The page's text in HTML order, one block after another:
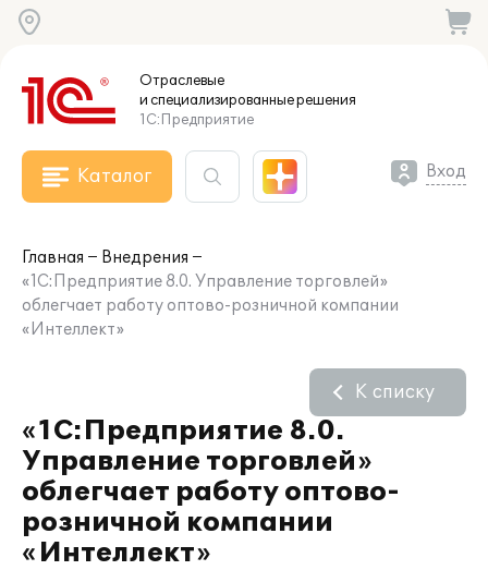
Отраслевые
и специализированныерешения
1С:Предприятие
Каталог Вход
Главная
Внедрения
«1С:Предприятие 8.0. Управление торговлей»
облегчает работу оптово-розничной компании
«Интеллект»
«1С:Предприятие 8.0.
Управление торговлей»
облегчает работу оптово-
розничной компании
«Интеллект»
К списку